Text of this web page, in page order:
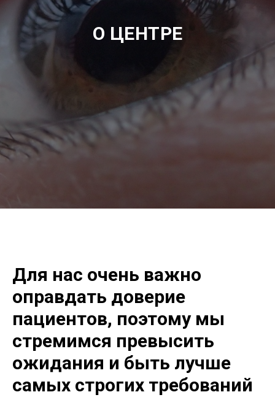
О ЦЕНТРЕ
Для нас очень важно
оправдать доверие
пациентов, поэтому мы
стремимся превысить
ожидания и быть лучше
самых строгих требований